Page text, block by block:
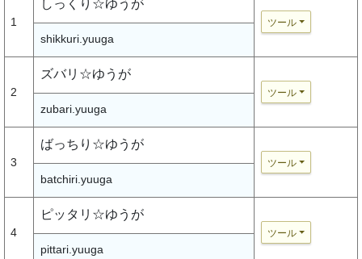
1
しっくり☆ゆうが
ツール
shikkuri.yuuga
2
ズバリ☆ゆうが
ツール
zubari.yuuga
3
ばっちり☆ゆうが
ツール
batchiri.yuuga
4
ピッタリ☆ゆうが
ツール
pittari.yuuga